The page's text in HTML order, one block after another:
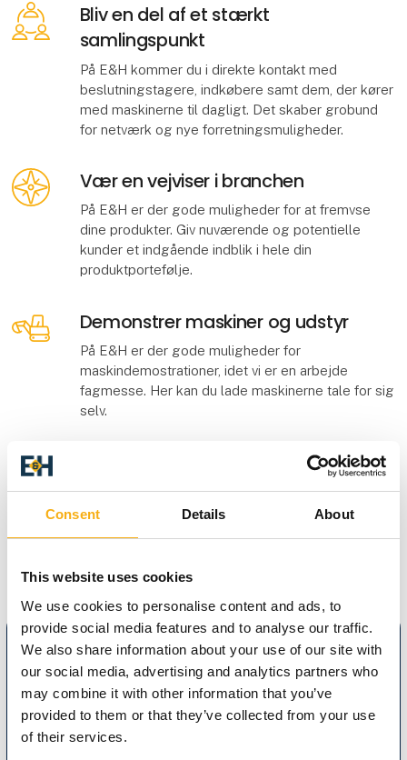
Consent Details About
This website uses cookies
We use cookies to personalise content and ads, to
provide social media features and to analyse our traffic.
We also share information about your use of our site with
our social media, advertising and analytics partners who
may combine it with other information that you’ve
provided to them or that they’ve collected from your use
of their services.
Bliv en del af et stærkt
samlingspunkt
På E&H kommer du i direkte kontakt med
beslutningstagere, indkøbere samt dem, der kører
med maskinerne til dagligt. Det skaber grobund
for netværk og nye forretningsmuligheder.
Vær en vejviser i branchen
På E&H er der gode muligheder for at fremvse
dine produkter. Giv nuværende og potentielle
kunder et indgående indblik i hele din
produktportefølje.
Demonstrer maskiner og udstyr
På E&H er der gode muligheder for
maskindemostrationer, idet vi er en arbejde
fagmesse. Her kan du lade maskinerne tale for sig
selv.